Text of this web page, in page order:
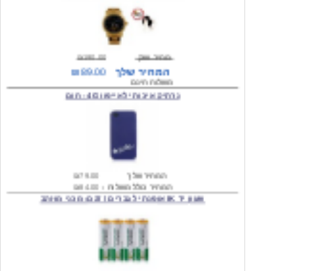
₪190.00 מחיר שוק
המחיר שלך
משלוח חינם
נרתיק איכותי לאייפון 4G - חום
המחיר שלך
המחיר כולל משלוח :
המחיר שלך
₪224.00 המחיר כולל משלוח :